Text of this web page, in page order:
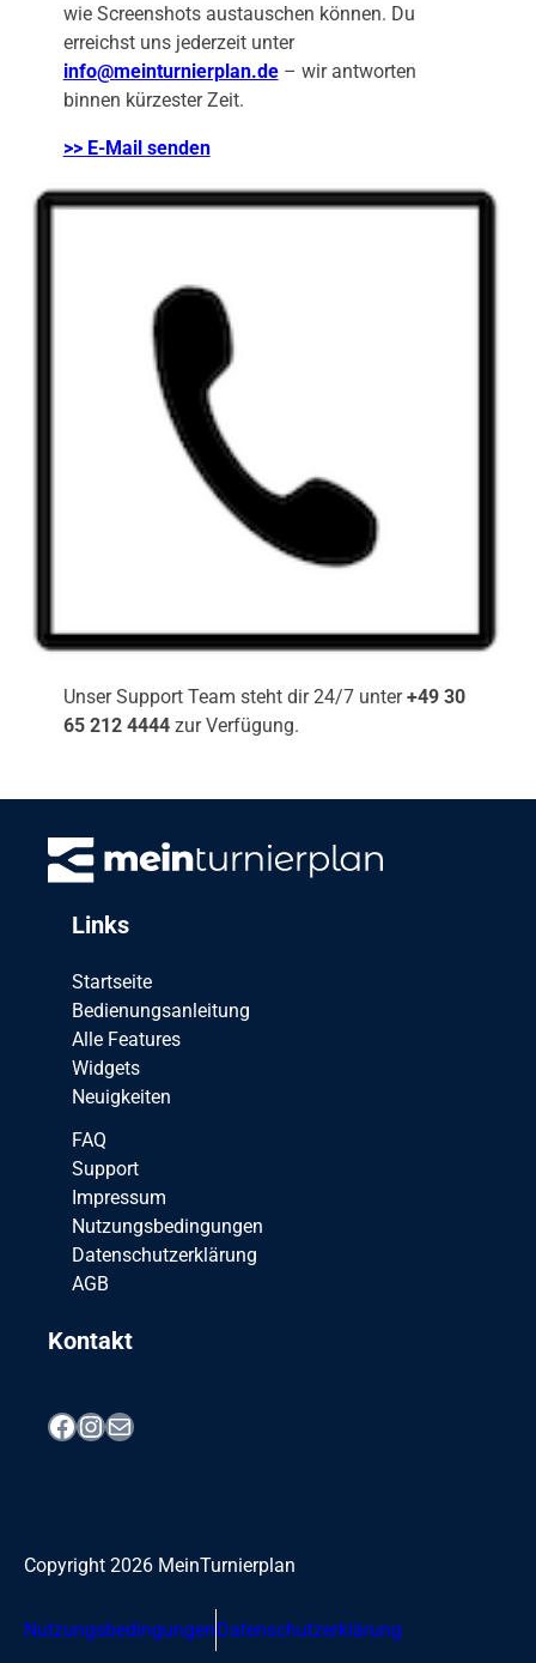
wie Screenshots austauschen können. Du
erreichst uns jederzeit unter
info@meinturnierplan.de– wir antworten
binnen kürzester Zeit.
>> E-Mail senden
Unser Support Team steht dir 24/7 unter+49 30
65 212 4444zur Verfügung.
Links
Startseite
Bedienungsanleitung
Alle Features
Widgets
Neuigkeiten
FAQ
Support
Impressum
Nutzungsbedingungen
Datenschutzerklärung
AGB
Kontakt
Facebook InstagramE-Mail
Copyright 2026 MeinTurnierplan
NutzungsbedingungenDatenschutzerklärung